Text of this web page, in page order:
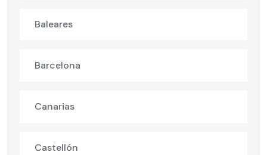
Baleares
Barcelona
Canarias
Castellón